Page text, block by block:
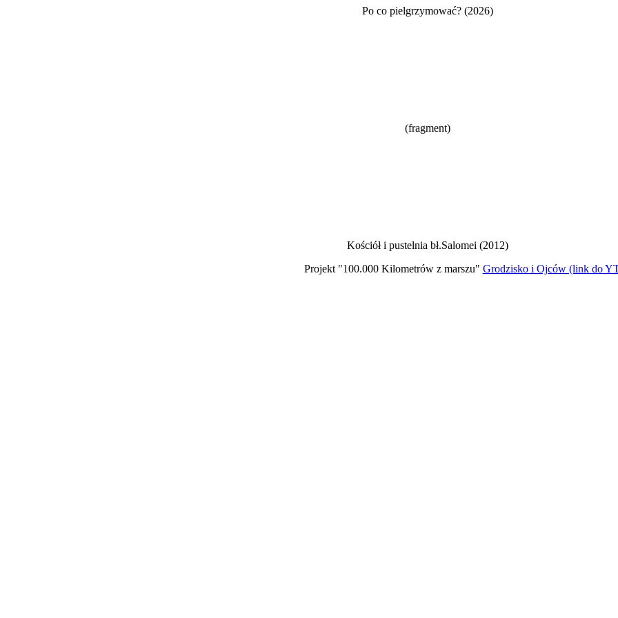
Po co pielgrzymować? (2026)
(fragment)
Kościół i pustelnia bł.Salomei (2012)
Projekt "100.000 Kilometrów z marszu" Grodzisko i Ojców (link do